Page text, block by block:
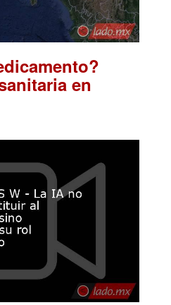
en